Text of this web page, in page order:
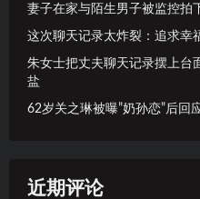
妻子在家与陌生男子被监控拍
这次聊天记录太炸裂：追求幸
朱女士把丈夫聊天记录摆上台
盐
62岁关之琳被曝”奶孙恋”后回
近期评论